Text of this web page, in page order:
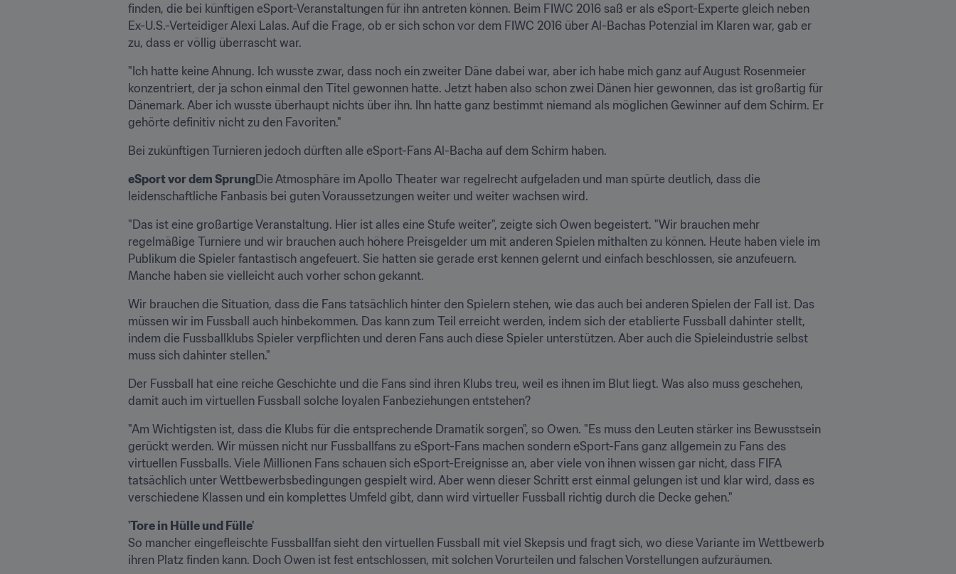
finden, die bei künftigen eSport-Veranstaltungen für ihn antreten können. Beim FIWC 2016 saß er als eSport-Experte gleich neben
Ex-U.S.-Verteidiger Alexi Lalas. Auf die Frage, ob er sich schon vor dem FIWC 2016 über Al-Bachas Potenzial im Klaren war, gab er
zu, dass er völlig überrascht war.
"Ich hatte keine Ahnung. Ich wusste zwar, dass noch ein zweiter Däne dabei war, aber ich habe mich ganz auf August Rosenmeier
konzentriert, der ja schon einmal den Titel gewonnen hatte. Jetzt haben also schon zwei Dänen hier gewonnen, das ist großartig für
Dänemark. Aber ich wusste überhaupt nichts über ihn. Ihn hatte ganz bestimmt niemand als möglichen Gewinner auf dem Schirm. Er
gehörte definitiv nicht zu den Favoriten."
Bei zukünftigen Turnieren jedoch dürften alle eSport-Fans Al-Bacha auf dem Schirm haben.
eSport vor dem SprungDie Atmosphäre im Apollo Theater war regelrecht aufgeladen und man spürte deutlich, dass die
leidenschaftliche Fanbasis bei guten Voraussetzungen weiter und weiter wachsen wird.
"Das ist eine großartige Veranstaltung. Hier ist alles eine Stufe weiter", zeigte sich Owen begeistert. "Wir brauchen mehr
regelmäßige Turniere und wir brauchen auch höhere Preisgelder um mit anderen Spielen mithalten zu können. Heute haben viele im
Publikum die Spieler fantastisch angefeuert. Sie hatten sie gerade erst kennen gelernt und einfach beschlossen, sie anzufeuern.
Manche haben sie vielleicht auch vorher schon gekannt.
Wir brauchen die Situation, dass die Fans tatsächlich hinter den Spielern stehen, wie das auch bei anderen Spielen der Fall ist. Das
müssen wir im Fussball auch hinbekommen. Das kann zum Teil erreicht werden, indem sich der etablierte Fussball dahinter stellt,
indem die Fussballklubs Spieler verpflichten und deren Fans auch diese Spieler unterstützen. Aber auch die Spieleindustrie selbst
muss sich dahinter stellen."
Der Fussball hat eine reiche Geschichte und die Fans sind ihren Klubs treu, weil es ihnen im Blut liegt. Was also muss geschehen,
damit auch im virtuellen Fussball solche loyalen Fanbeziehungen entstehen?
"Am Wichtigsten ist, dass die Klubs für die entsprechende Dramatik sorgen", so Owen. "Es muss den Leuten stärker ins Bewusstsein
gerückt werden. Wir müssen nicht nur Fussballfans zu eSport-Fans machen sondern eSport-Fans ganz allgemein zu Fans des
virtuellen Fussballs. Viele Millionen Fans schauen sich eSport-Ereignisse an, aber viele von ihnen wissen gar nicht, dass FIFA
tatsächlich unter Wettbewerbsbedingungen gespielt wird. Aber wenn dieser Schritt erst einmal gelungen ist und klar wird, dass es
verschiedene Klassen und ein komplettes Umfeld gibt, dann wird virtueller Fussball richtig durch die Decke gehen."
'Tore in Hülle und Fülle'
So mancher eingefleischte Fussballfan sieht den virtuellen Fussball mit viel Skepsis und fragt sich, wo diese Variante im Wettbewerb
ihren Platz finden kann. Doch Owen ist fest entschlossen, mit solchen Vorurteilen und falschen Vorstellungen aufzuräumen.